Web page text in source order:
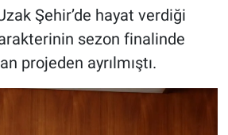
Şehir’de hayat verdiği
sezon finalinde
projeden ayrılmıştı.